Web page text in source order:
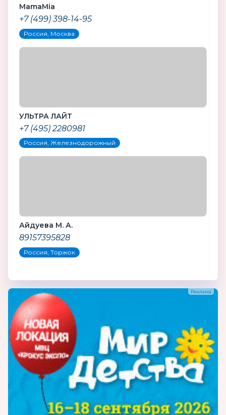
MamaMia
+7 (499) 398-14-95
Россия, Москва
УЛЬТРА ЛАЙТ
+7 (495) 2280981
Россия, Железнодорожный
Айдуева М. А.
89157395828
Россия, Торжок